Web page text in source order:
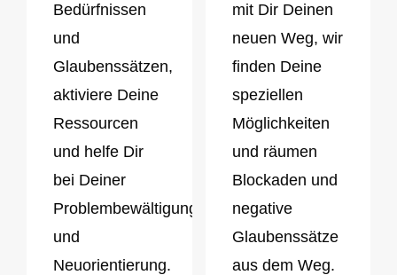
Bedürfnissen
und
Glaubenssätzen,
aktiviere Deine
Ressourcen
und helfe Dir
bei Deiner
Problembewältigung
und
Neuorientierung.
mit Dir Deinen
neuen Weg, wir
finden Deine
speziellen
Möglichkeiten
und räumen
Blockaden und
negative
Glaubenssätze
aus dem Weg.